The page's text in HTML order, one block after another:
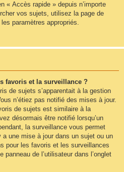
« Accès rapide » depuis n’importe
vos sujets, utilisez la page de
paramètres appropriés.
favoris et la surveillance ?
de sujets s’apparentait à la gestion
n’étiez pas notifié des mises à jour.
de sujets est similaire à la
désormais être notifié lorsqu’un
la surveillance vous permet
a une mise à jour dans un sujet ou un
pour les favoris et les surveillances
de l’utilisateur dans l’onglet